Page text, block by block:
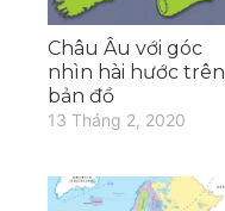
Châu Âu với góc
nhìn hài hước trên
bản đồ
13 Tháng 2, 2020